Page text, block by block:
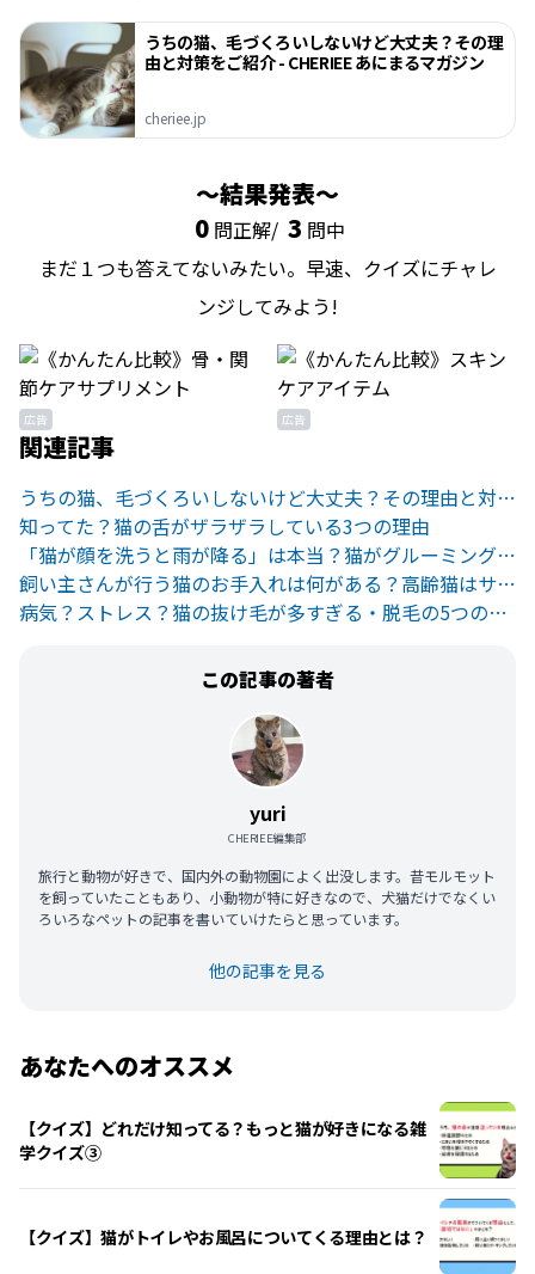
うちの猫、毛づくろいしないけど大丈夫？その理
由と対策をご紹介 - CHERIEE あにまるマガジン
cheriee.jp
結果発表
0 問正解/ 3 問中
まだ１つも答えてないみたい。早速、クイズにチャレ
ンジしてみよう!
広告 広告
関連記事
うちの猫、毛づくろいしないけど大丈夫？その理由と対策をご紹介
知ってた？猫の舌がザラザラしている3つの理由
「猫が顔を洗うと雨が降る」は本当？猫がグルーミングする理由とは
飼い主さんが行う猫のお手入れは何がある？高齢猫はサポートが必要！
病気？ストレス？猫の抜け毛が多すぎる・脱毛の5つの原因
この記事の著者
yuri
CHERIEE編集部
旅行と動物が好きで、国内外の動物園によく出没します。昔モルモット
を飼っていたこともあり、小動物が特に好きなので、犬猫だけでなくい
ろいろなペットの記事を書いていけたらと思っています。
他の記事を見る
あなたへのオススメ
【クイズ】どれだけ知ってる？もっと猫が好きになる雑
学クイズ③
【クイズ】猫がトイレやお風呂についてくる理由とは？